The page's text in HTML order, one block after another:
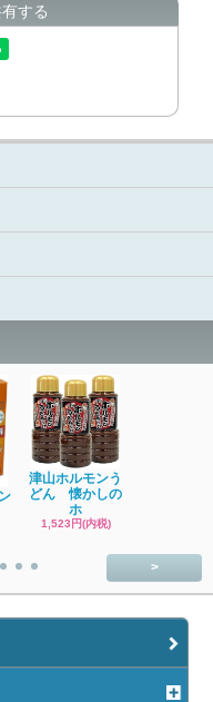
する
津山ホルモンう
どん 懐かしの
ホ
1,523円(内税)
>